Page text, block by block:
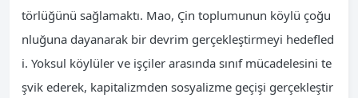
törlüğünü sağlamaktı. Mao, Çin toplumunun köylü çoğu
nluğuna dayanarak bir devrim gerçekleştirmeyi hedefled
i. Yoksul köylüler ve işçiler arasında sınıf mücadelesini te
şvik ederek, kapitalizmden sosyalizme geçişi gerçekleştir